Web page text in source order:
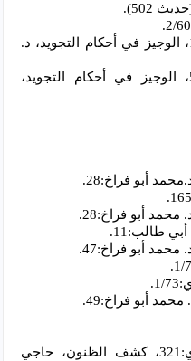
(28) ظ: النشر ، ابن الجزري:1/163، الوجيز في أحكام التجويد، د.
(29) ظ: التعريفات، الجرجاني:51، الوجيز في أحكام التجويد،
(44) ظ: غاية النهاية، ابن الجزري:321، كشف الظنون، حاجي